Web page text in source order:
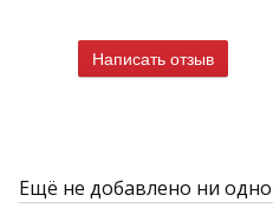
Написать отзыв
Ещё не добавлено ни